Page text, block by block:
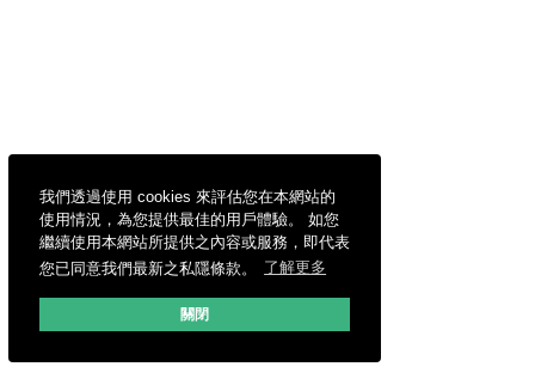
我們透過使用 cookies 來評估您在本網站的
使用情況，為您提供最佳的用戶體驗。 如您
繼續使用本網站所提供之內容或服務，即代表
您已同意我們最新之私隱條款。
了解更多
關閉